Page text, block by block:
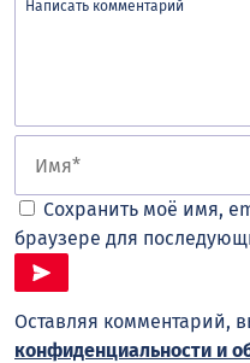
Сохранить моё имя,
браузере для
Оставляя комментарий,
конфиденциальности и